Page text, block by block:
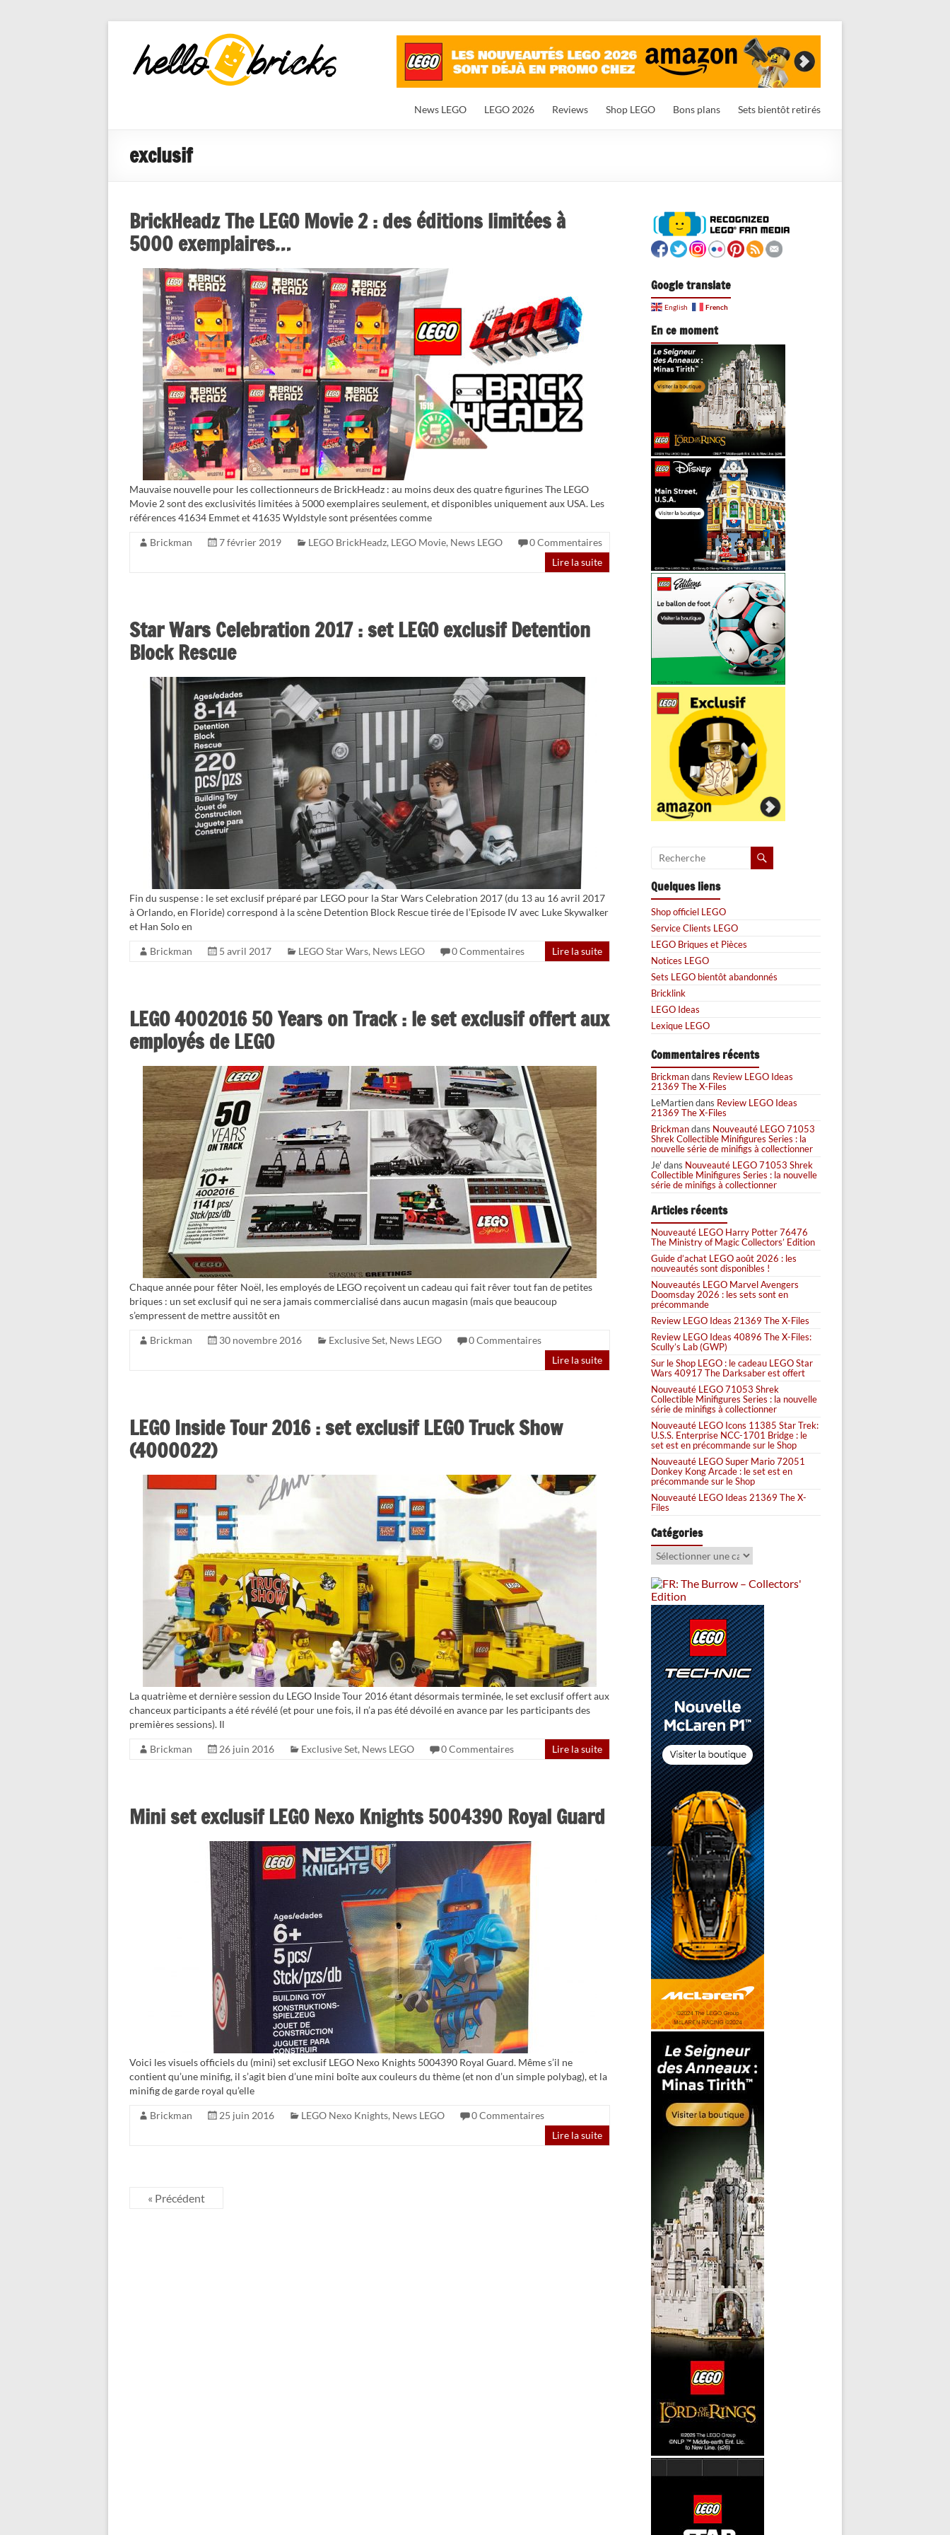
HelloBricks
Blog LEGO,
nouveaut�s
News LEGO LEGO 2026 Reviews Shop LEGO Bons plans Sets bientôt retirés
exclusif
BrickHeadz The LEGO Movie 2 : des éditions limitées à
5000 exemplaires…
Mauvaise nouvelle pour les collectionneurs de BrickHeadz : au moins deux des quatre figurines The LEGO
Movie 2 sont des exclusivités limitées à 5000 exemplaires seulement, et disponibles uniquement aux USA. Les
références 41634 Emmet et 41635 Wyldstyle sont présentées comme
Brickman 7 février 2019 LEGO BrickHeadz, LEGO Movie, News LEGO
0 Commentaires
Lire la suite
Star Wars Celebration 2017 : set LEGO exclusif Detention
Block Rescue
Fin du suspense : le set exclusif préparé par LEGO pour la Star Wars Celebration 2017 (du 13 au 16 avril 2017
à Orlando, en Floride) correspond à la scène Detention Block Rescue tirée de l’Episode IV avec Luke Skywalker
et Han Solo en
Brickman 5 avril 2017 LEGO Star Wars, News LEGO 0 Commentaires Lire la suite
LEGO 4002016 50 Years on Track : le set exclusif offert aux
employés de LEGO
Chaque année pour fêter Noël, les employés de LEGO reçoivent un cadeau qui fait rêver tout fan de petites
briques : un set exclusif qui ne sera jamais commercialisé dans aucun magasin (mais que beaucoup
s’empressent de mettre aussitôt en
Brickman 30 novembre 2016 Exclusive Set, News LEGO
0 Commentaires
Lire la suite
LEGO Inside Tour 2016 : set exclusif LEGO Truck Show
(4000022)
La quatrième et dernière session du LEGO Inside Tour 2016 étant désormais terminée, le set exclusif offert aux
chanceux participants a été révélé (et pour une fois, il n’a pas été dévoilé en avance par les participants des
premières sessions). Il
Brickman 26 juin 2016 Exclusive Set, News LEGO 0 Commentaires Lire la suite
Mini set exclusif LEGO Nexo Knights 5004390 Royal Guard
Voici les visuels officiels du (mini) set exclusif LEGO Nexo Knights 5004390 Royal Guard. Même s’il ne
contient qu’une minifig, il s’agit bien d’une mini boîte aux couleurs du thème (et non d’un simple polybag), et la
minifig de garde royal qu’elle
Brickman 25 juin 2016 LEGO Nexo Knights, News LEGO
0 Commentaires
Lire la suite
« Précédent
Google translate
English French
En ce moment
Quelques liens
Shop officiel LEGO
Service Clients LEGO
LEGO Briques et Pièces
Notices LEGO
Sets LEGO bientôt abandonnés
Bricklink
LEGO Ideas
Lexique LEGO
Commentaires récents
Brickmandans Review LEGO Ideas
21369 The X-Files
LeMartiendans Review LEGO Ideas
21369 The X-Files
Brickmandans Nouveauté LEGO 71053
Shrek Collectible Minifigures Series : la
nouvelle série de minifigs à collectionner
Je' dans Nouveauté LEGO 71053 Shrek
Collectible Minifigures Series : la nouvelle
série de minifigs à collectionner
Articles récents
Nouveauté LEGO Harry Potter 76476
The Ministry of Magic Collectors’ Edition
Guide d’achat LEGO août 2026 : les
nouveautés sont disponibles !
Nouveautés LEGO Marvel Avengers
Doomsday 2026 : les sets sont en
précommande
Review LEGO Ideas 21369 The X-Files
Review LEGO Ideas 40896 The X-Files:
Scully’s Lab (GWP)
Sur le Shop LEGO : le cadeau LEGO Star
Wars 40917 The Darksaber est offert
Nouveauté LEGO 71053 Shrek
Collectible Minifigures Series : la nouvelle
série de minifigs à collectionner
Nouveauté LEGO Icons 11385 Star Trek:
U.S.S. Enterprise NCC-1701 Bridge : le
set est en précommande sur le Shop
Nouveauté LEGO Super Mario 72051
Donkey Kong Arcade : le set est en
précommande sur le Shop
Nouveauté LEGO Ideas 21369 The X-
Files
Catégories
Catégories